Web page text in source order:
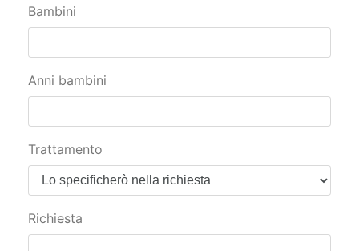
Bambini
Anni bambini
Trattamento
Richiesta